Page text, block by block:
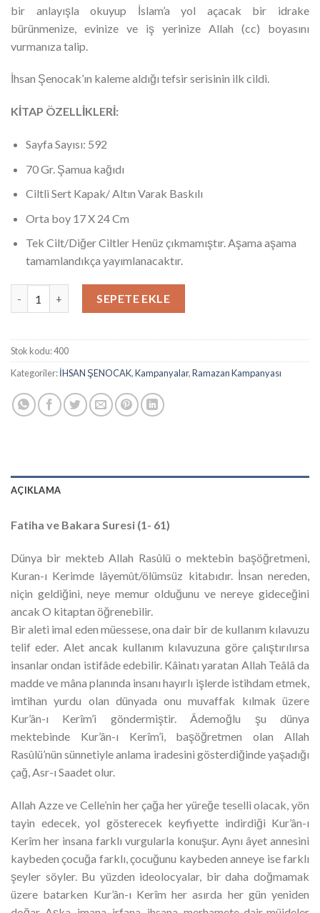
bir anlayışla okuyup İslam’a yol açacak bir idrake
bürünmenize, evinize ve iş yerinize Allah (cc) boyasını
vurmanıza talip.
İhsan Şenocak’ın kaleme aldığı tefsir serisinin ilk cildi.
KİTAP ÖZELLİKLERİ:
Sayfa Sayısı: 592
70 Gr. Şamua kağıdı
Ciltli Sert Kapak/ Altın Varak Baskılı
Orta boy 17 X 24 Cm
Tek Cilt/Diğer Ciltler Henüz çıkmamıştır. Aşama aşama
tamamlandıkça yayımlanacaktır.
SEPETE EKLE
Stok kodu:400
Kategoriler:İHSAN ŞENOCAK,Kampanyalar,Ramazan Kampanyası
AÇIKLAMA
Fatiha ve Bakara Suresi (1- 61)
Dünya bir mekteb Allah Rasûlü o mektebin başöğretmeni,
Kuran-ı Kerimde lâyemût/ölümsüz kitabıdır. İnsan nereden,
niçin geldiğini, neye memur olduğunu ve nereye gideceğini
ancak O kitaptan öğrenebilir.
Bir aleti imal eden müessese, ona dair bir de kullanım kılavuzu
telif eder. Alet ancak kullanım kılavuzuna göre çalıştırılırsa
insanlar ondan istifâde edebilir. Kâinatı yaratan Allah Teâlâ da
madde ve mâna planında insanı hayırlı işlerde istihdam etmek,
imtihan yurdu olan dünyada onu muvaffak kılmak üzere
Kur’ân-ı Kerîm’i göndermiştir. Âdemoğlu şu dünya
mektebinde Kur’ân-ı Kerîm’i, başöğretmen olan Allah
Rasûlü’nün sünnetiyle anlama iradesini gösterdiğinde yaşadığı
çağ, Asr-ı Saadet olur.
Allah Azze ve Celle’nin her çağa her yüreğe teselli olacak, yön
tayin edecek, yol gösterecek keyfiyette indirdiği Kur’ân-ı
Kerîm her insana farklı vurgularla konuşur. Aynı âyet annesini
kaybeden çocuğa farklı, çocuğunu kaybeden anneye ise farklı
şeyler söyler. Bu yüzden ideolocyalar, bir daha doğmamak
üzere batarken Kur’ân-ı Kerîm her asırda her gün yeniden